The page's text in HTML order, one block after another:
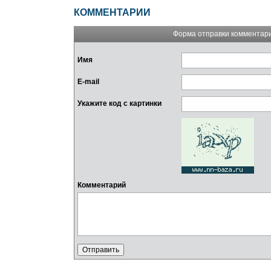
КОММЕНТАРИИ
Форма отправки
Имя
E-mail
Укажите код с картинки
Комментарий